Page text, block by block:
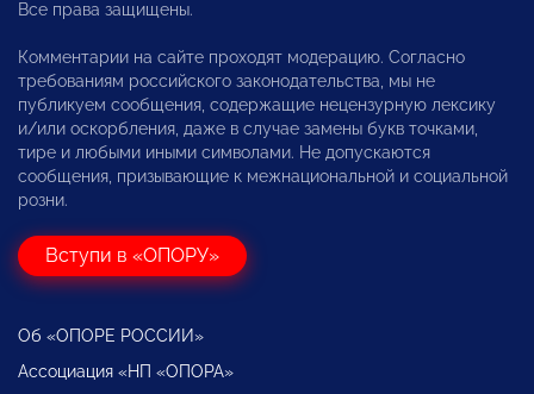
Все права защищены.
Комментарии на сайте проходят модерацию. Согласно
требованиям российского законодательства, мы не
публикуем сообщения, содержащие нецензурную лексику
и/или оскорбления, даже в случае замены букв точками,
тире и любыми иными символами. Не допускаются
сообщения, призывающие к межнациональной и социальной
розни.
Вступи в «ОПОРУ»
Об «ОПОРЕ РОССИИ»
Ассоциация «НП «ОПОРА»